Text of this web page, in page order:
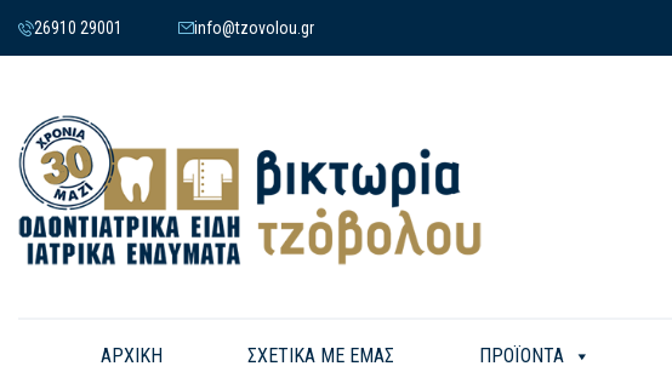
26910 29001 info@tzovolou.gr
ΑΡΧΙΚΗ ΣΧΕΤΙΚΑ ΜΕ ΕΜΑΣ ΠΡΟΪΟΝΤΑ